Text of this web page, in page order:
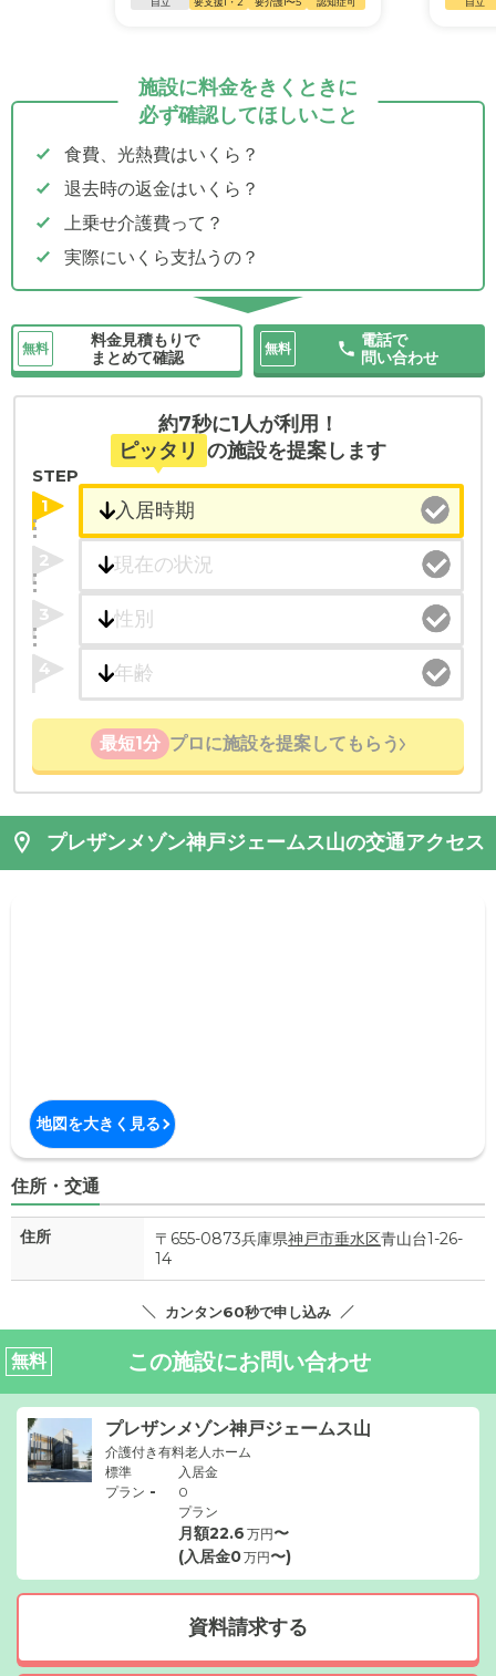
施設に料金をきくときに
必ず確認してほしいこと
食費、光熱費はいくら？
退去時の返金はいくら？
上乗せ介護費って？
実際にいくら支払うの？
無料
料金見積もりで
まとめて確認
無料
電話で
問い合わせ
約7秒に1人が利用！
ピッタリ の施設を提案します
STEP
1
2
3
4
最短1分 プロに施設を提案してもらう
プレザンメゾン神戸ジェームス山の交通アクセス
地図を大きく見る
住所・交通
住所 〒655-0873兵庫県神戸市垂水区青山台1-26-
14
カンタン60秒で申し込み
無料 この施設にお問い合わせ
プレザンメゾン神戸ジェームス山
介護付き有料老人ホーム
標準
プラン -
入居金
0
プラン
月額22.6 万円〜
(入居金0万円〜)
資料請求する